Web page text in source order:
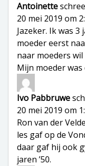
Antoinette
20 mei 2019 om
Jazeker. Ik was 3
moeder eerst
naar moeders
Mijn moeder
Ivo Pabbruwe
20 mei 2019 om
Ron van der
les gaf op de
daar gaf hij ook
jaren ’50.